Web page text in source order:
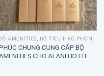
CHUNG CUNG CẤP BỘ
CHO ALANI HOTEL